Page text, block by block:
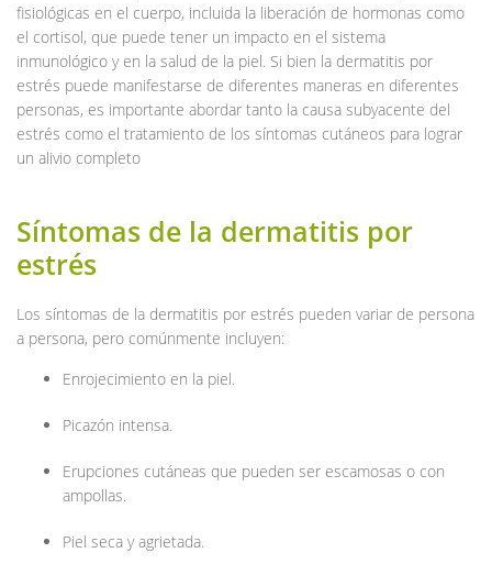
fisiológicas en el cuerpo, incluida la liberación de hormonas como
el cortisol, que puede tener un impacto en el sistema
inmunológico y en la salud de la piel. Si bien la dermatitis por
estrés puede manifestarse de diferentes maneras en diferentes
personas, es importante abordar tanto la causa subyacente del
estrés como el tratamiento de los síntomas cutáneos para lograr
un alivio completo
Síntomas de la dermatitis por
estrés
Los síntomas de la dermatitis por estrés pueden variar de persona
a persona, pero comúnmente incluyen:
Enrojecimiento en la piel.
Picazón intensa.
Erupciones cutáneas que pueden ser escamosas o con
ampollas.
Piel seca y agrietada.